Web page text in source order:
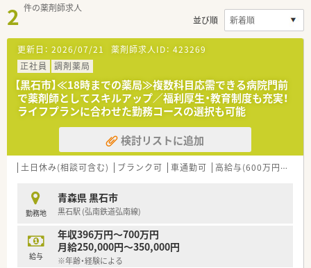
2 件の薬剤師求人
並び順
更新日： 2026/07/21 薬剤師求人ID： 423269
正社員
調剤薬局
【黒石市】≪18時までの薬局≫複数科目応需できる病院門前
で薬剤師としてスキルアップ／福利厚生・教育制度も充実！
ライフプランに合わせた勤務コースの選択も可能
検討リストに追加
土日休み(相談可含む) ブランク可 車通勤可 高給与(600万円以上)
勤務地
青森県 黒石市
黒石駅 (弘南鉄道弘南線)
給与
年収396万円～700万円
月給250,000円～350,000円
※年齢・経験による